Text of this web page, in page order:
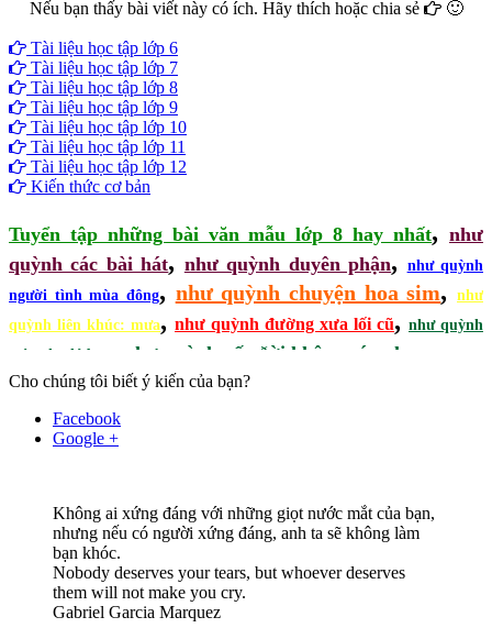
Nếu bạn thấy bài viết này có ích. Hãy thích hoặc chia sẻ
🙂
Tài liệu học tập lớp 6
Tài liệu học tập lớp 7
Tài liệu học tập lớp 8
Tài liệu học tập lớp 9
Tài liệu học tập lớp 10
Tài liệu học tập lớp 11
Tài liệu học tập lớp 12
Kiến thức cơ bản
Tuyển tập những bài văn mẫu lớp 8 hay nhất,như
quỳnh các bài hát, như quỳnh duyên phận,
như quỳnh
người tình mùa đông, như quỳnh chuyện hoa sim,như
quỳnh liên khúc: mưa, như quỳnh đường xưa lối cũ, như quỳnh
mùa thu lá bay
như quỳnh nếu ðời không có anh
Cho chúng tôi biết ý kiến của bạn?
Facebook
Google +
Không ai xứng đáng với những giọt nước mắt của bạn,
nhưng nếu có người xứng đáng, anh ta sẽ không làm
bạn khóc.
Nobody deserves your tears, but whoever deserves
them will not make you cry.
Gabriel Garcia Marquez